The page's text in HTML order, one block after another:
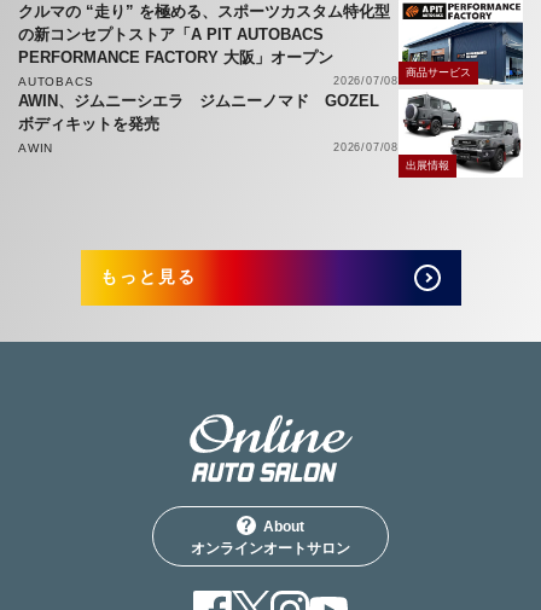
クルマの “走り” を極める、スポーツカスタム特化型
の新コンセプトストア「A PIT AUTOBACS
PERFORMANCE FACTORY 大阪」オープン
AUTOBACS 2026/07/08
商品サービス
AWIN、ジムニーシエラ ジムニーノマド GOZEL
ボディキットを発売
AWIN
2026/07/08
出展情報
もっと見る
About
オンラインオートサロン